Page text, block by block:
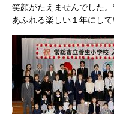
笑顔がたえませんでした
あふれる楽しい１年にして